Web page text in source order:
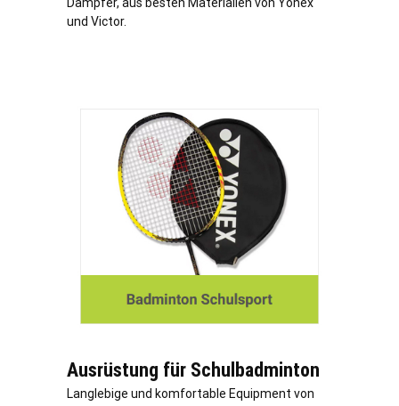
Dämpfer, aus besten Materialien von Yonex
und Victor.
Ausrüstung für Schulbadminton
Langlebige und komfortable Equipment von